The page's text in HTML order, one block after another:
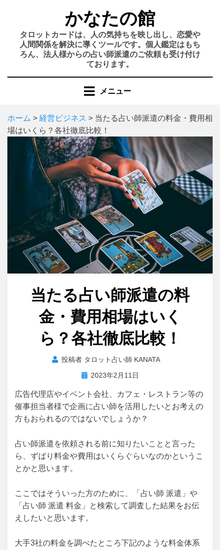
かなたの館
タロットカードは、人の気持ちを映し出し、恋愛や
人間関係を解決に導くツールです。個人鑑定はもち
ろん、法人様からの占い師派遣のご依頼も受け付け
ております。
メニュー
ホーム > 経営ビジネス > 当たる占い師派遣の料金・費用相
場はいくら？各社徹底比較！
当たる占い師派遣の料
金・費用相場はいく
ら？各社徹底比較！
投稿者 タロット占い師 KANATA
投
日:
2023年2月11日
広告代理店やイベント会社、カフェ・レストラン等の
催事担当者様で企画に占い師を活用したいとお考えの
方もおられるのではないでしょうか？
占い師派遣を依頼される前に知りたいことと言った
ら、ずばり料金や費用はいくらぐらいなのかというこ
とかと思います。
ここではそういった方のために、「占い師 派遣」や
「占い師 派遣 料金」と検索して調査した結果をお伝
えしたいと思います。
大手3社の料金を調べたところ下記のような料金体系